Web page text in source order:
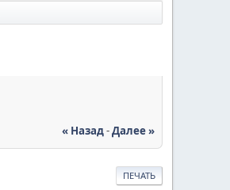
« Назад-Далее »
ПЕЧАТЬ